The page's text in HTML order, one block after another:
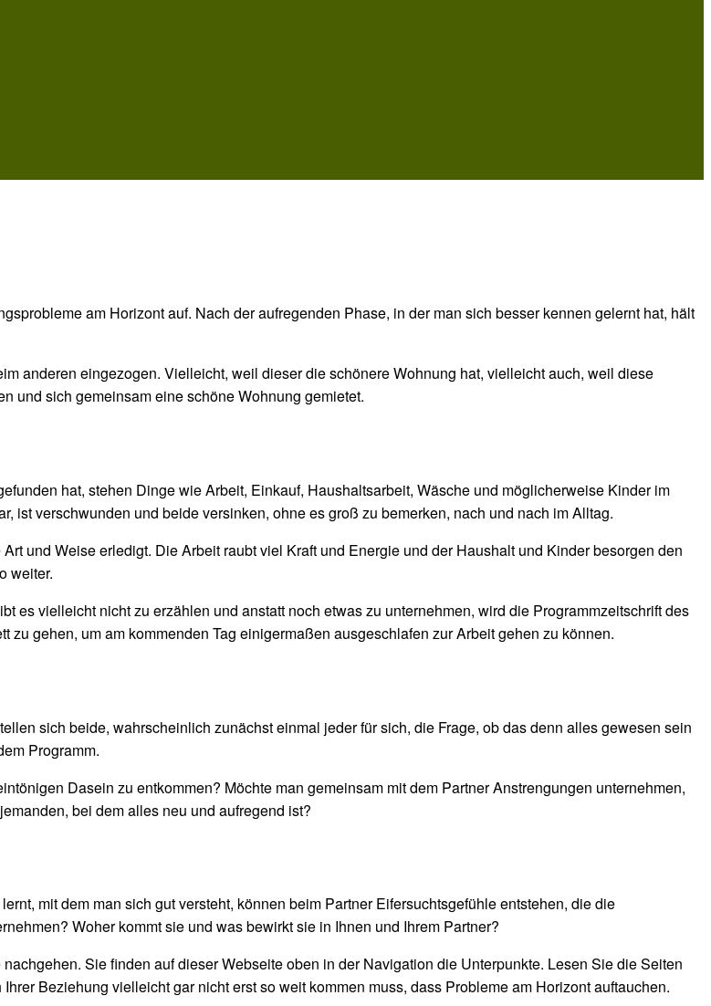
am Horizont auf. Nach der aufregenden Phase, in der man sich besser kennen gelernt hat, hält
anderen eingezogen. Vielleicht, weil dieser die schönere Wohnung hat, vielleicht auch, weil diese
und sich gemeinsam eine schöne Wohnung gemietet.
hat, stehen Dinge wie Arbeit, Einkauf, Haushaltsarbeit, Wäsche und möglicherweise Kinder im
ist verschwunden und beide versinken, ohne es groß zu bemerken, nach und nach im Alltag.
und Weise erledigt. Die Arbeit raubt viel Kraft und Energie und der Haushalt und Kinder besorgen den
weiter.
es vielleicht nicht zu erzählen und anstatt noch etwas zu unternehmen, wird die Programmzeitschrift des
gehen, um am kommenden Tag einigermaßen ausgeschlafen zur Arbeit gehen zu können.
sich beide, wahrscheinlich zunächst einmal jeder für sich, die Frage, ob das denn alles gewesen sein
Programm.
Dasein zu entkommen? Möchte man gemeinsam mit dem Partner Anstrengungen unternehmen,
bei dem alles neu und aufregend ist?
mit dem man sich gut versteht, können beim Partner Eifersuchtsgefühle entstehen, die die
Woher kommt sie und was bewirkt sie in Ihnen und Ihrem Partner?
Sie finden auf dieser Webseite oben in der Navigation die Unterpunkte. Lesen Sie die Seiten
Beziehung vielleicht gar nicht erst so weit kommen muss, dass Probleme am Horizont auftauchen.